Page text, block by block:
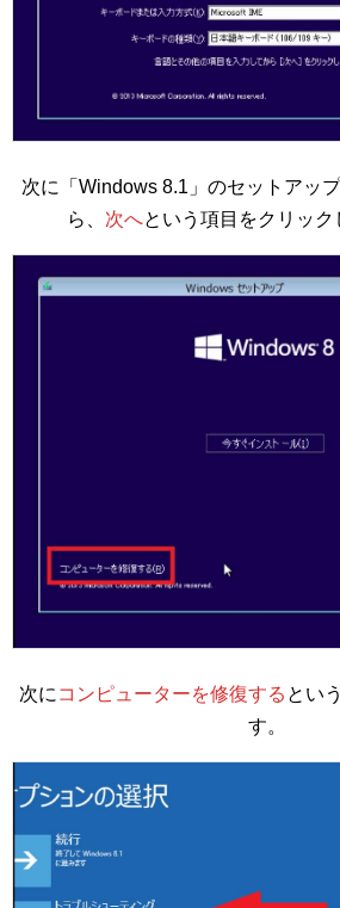
次に「Windows 8.1」のセットアッ
ら、 次へという項目をクリック
次に コンピューターを修復する とい
す。